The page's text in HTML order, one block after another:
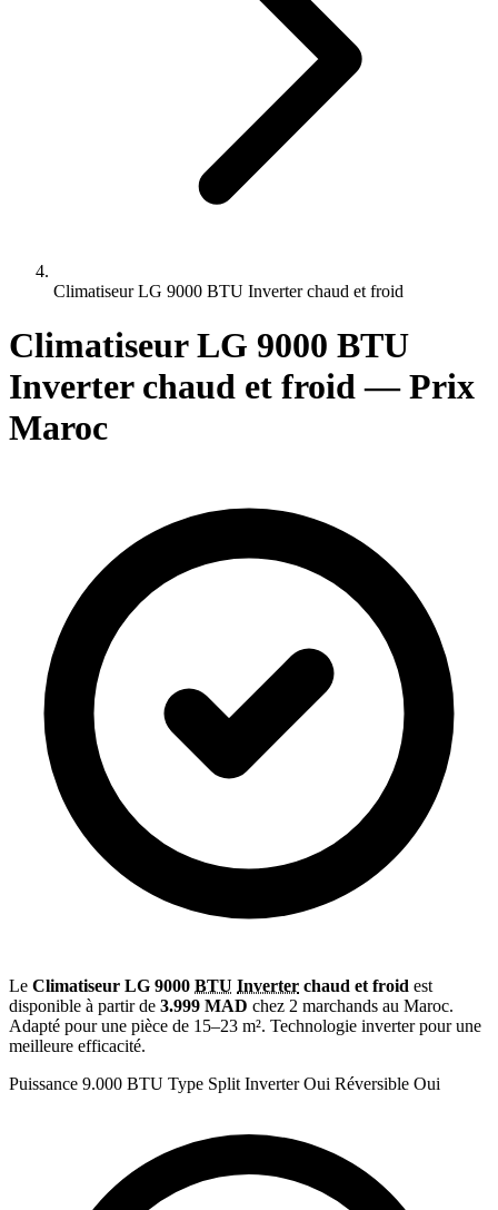
Climatiseur LG 9000 BTU Inverter chaud et froid
Climatiseur LG 9000 BTU
Inverter chaud et froid — Prix
Maroc
Le Climatiseur LG 9000 BTU Inverter chaud et froid est
disponible à partir de 3.999 MAD chez 2 marchands au Maroc.
Adapté pour une pièce de 15–23 m². Technologie inverter pour une
meilleure efficacité.
Puissance 9.000 BTU Type Split Inverter Oui Réversible Oui